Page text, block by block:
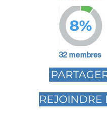
8%
32 membres
REJOINDRE